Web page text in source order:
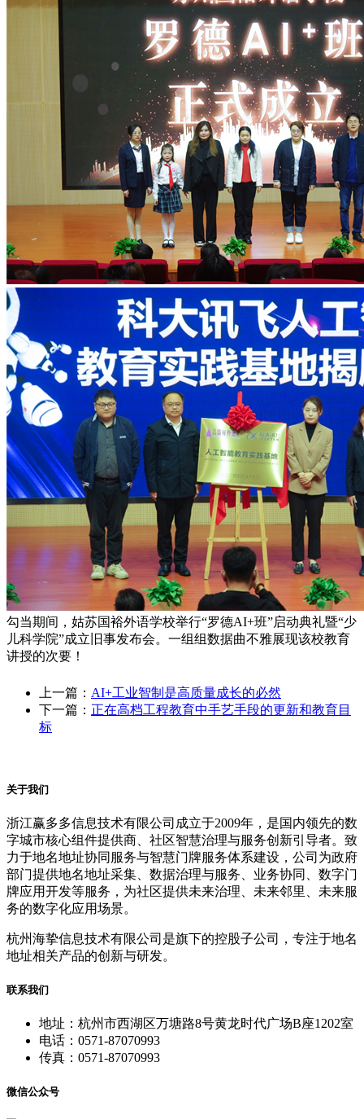
勾当期间，姑苏国裕外语学校举行“罗德AI+班”启动典礼暨“少
儿科学院”成立旧事发布会。一组组数据曲不雅展现该校教育
讲授的次要！
上一篇： AI+工业智制是高质量成长的必然
下一篇： 正在高档工程教育中手艺手段的更新和教育目
标
关于我们
浙江赢多多信息技术有限公司成立于2009年，是国内领先的数
字城市核心组件提供商、社区智慧治理与服务创新引导者。致
力于地名地址协同服务与智慧门牌服务体系建设，公司为政府
部门提供地名地址采集、数据治理与服务、业务协同、数字门
牌应用开发等服务，为社区提供未来治理、未来邻里、未来服
务的数字化应用场景。
杭州海挚信息技术有限公司是旗下的控股子公司，专注于地名
地址相关产品的创新与研发。
联系我们
地址：杭州市西湖区万塘路8号黄龙时代广场B座1202室
电话：0571-87070993
传真：0571-87070993
微信公众号